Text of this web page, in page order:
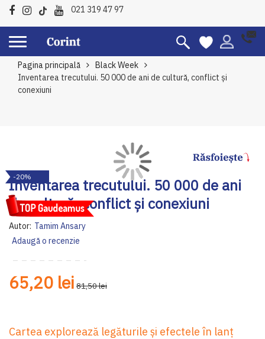
021 319 47 97
Pagina principală
Black Week
Inventarea trecutului. 50 000 de ani de cultură, conflict și
conexiuni
Inventarea trecutului. 50 000 de ani
de cultură, conflict și conexiuni
Autor: Tamim Ansary
Adaugă o recenzie
65,20 lei 81,50 lei
Cartea explorează legăturile și efectele în lanț
to
the
end
of
the
images
-20%